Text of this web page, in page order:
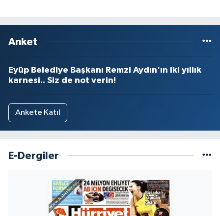
Anket
Eyüp Belediye Başkanı Remzi Aydın'ın iki yıllık
karnesi.. Siz de not verin!
Ankete Katıl
E-Dergiler